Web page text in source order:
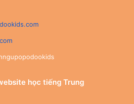
học tiếng Trung